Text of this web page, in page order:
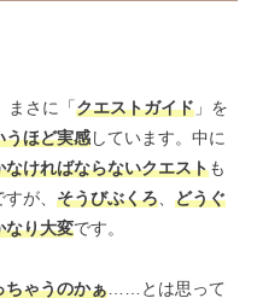
まさに「クエストガイド 」を
うほど実感しています。中に
なければならないクエストも
が、 そうびぶくろ
どうぐ
なり大変です。
ちゃうのかぁ ……とは思って